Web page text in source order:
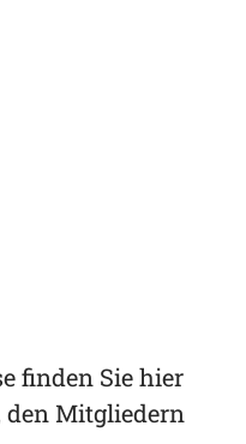
finden Sie hier
den Mitgliedern